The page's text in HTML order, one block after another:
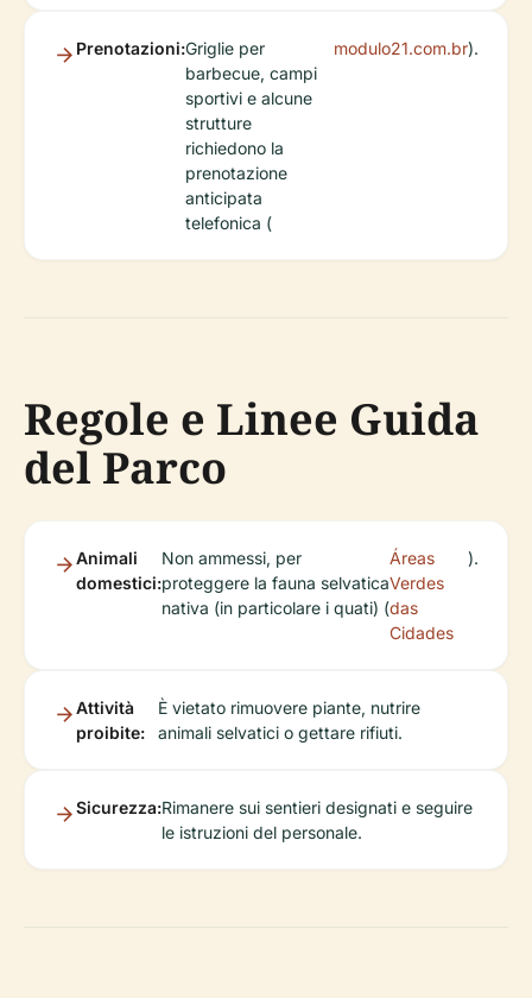
Prenotazioni:Griglie per
barbecue, campi
sportivi e alcune
strutture
richiedono la
prenotazione
anticipata
telefonica (
modulo21.com.br).
Regole e Linee Guida
del Parco
Animali
domestici:
Non ammessi, per
proteggere la fauna selvatica
nativa (in particolare i quati) (
Áreas
Verdes
das
Cidades
).
Attività
proibite:
È vietato rimuovere piante, nutrire
animali selvatici o gettare rifiuti.
Sicurezza:Rimanere sui sentieri designati e seguire
le istruzioni del personale.